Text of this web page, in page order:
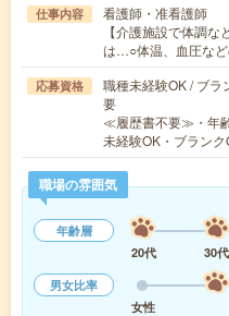
仕事内容
看護師・准看護師
【介護施設で体調
は…○体温、血圧な
応募資格
職種未経験OK / ブラ
要
≪履歴書不要≫・年
未経験OK・ブラン
職場の雰囲気
年齢層
20代
30代
男女比率
女性